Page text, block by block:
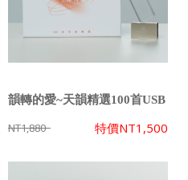
韻轉的愛~天韻精選100首USB
NT1,880 特價NT1,500